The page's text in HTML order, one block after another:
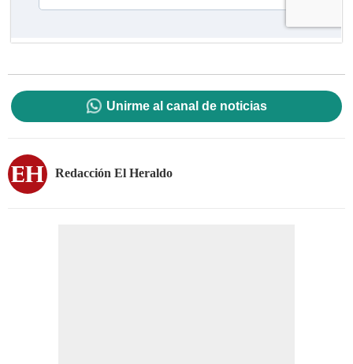
Unirme al canal de noticias
Redacción El Heraldo